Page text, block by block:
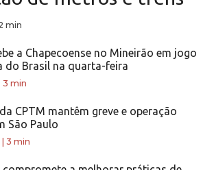
min
a Chapecoense no Mineirão em jogo
do Brasil na quarta-feira
3 min
CPTM mantêm greve e operação
São Paulo
3 min